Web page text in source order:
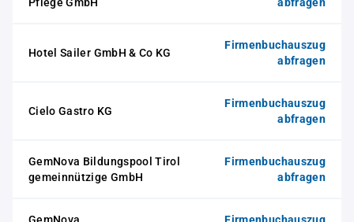
Hotel Sailer GmbH & Co KG
Firmenbuchauszug
abfragen
Cielo Gastro KG
Firmenbuchauszug
abfragen
GemNova Bildungspool Tirol
gemeinnützige GmbH
Firmenbuchauszug
abfragen